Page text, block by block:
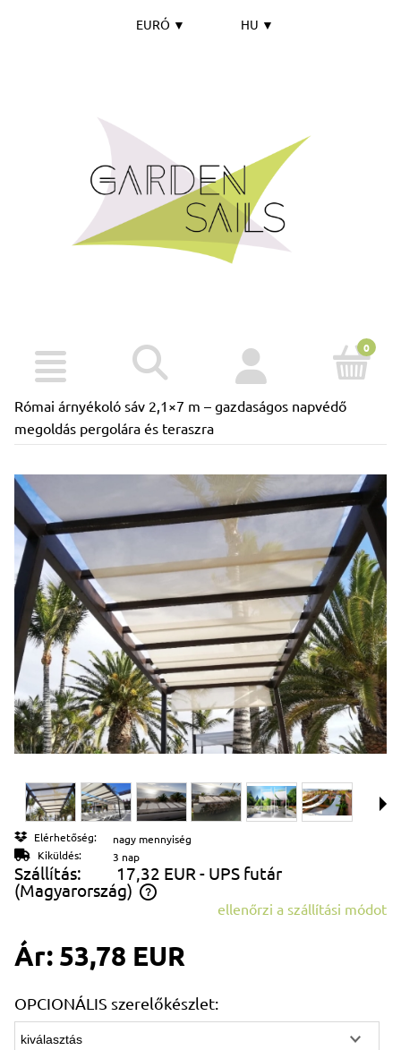
EURÓ ▼ HU ▼
Római árnyékoló sáv 2,1×7 m – gazdaságos napvédő
megoldás pergolára és teraszra
Elérhetőség:
nagy mennyiség
Kiküldés:
3 nap
Szállítás: 17,32 EUR - UPS futár
(Magyarország)
Az ár nem tartalmazza az esetleges fizetési költségeket
ellenőrzi a szállítási módot
Ár: 53,78 EUR
OPCIONÁLIS szerelőkészlet: